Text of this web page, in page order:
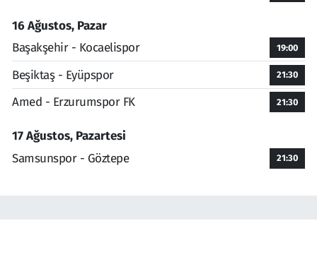
16 Ağustos, Pazar
Başakşehir - Kocaelispor
19:00
Beşiktaş - Eyüpspor 21:30
Amed - Erzurumspor FK 21:30
17 Ağustos, Pazartesi
Samsunspor - Göztepe
21:30